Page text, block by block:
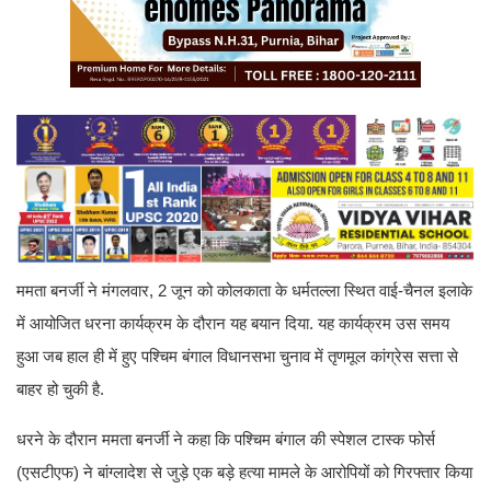
ममता बनर्जी ने मंगलवार, 2 जून को कोलकाता के धर्मतल्ला स्थित वाई-चैनल इलाके
में आयोजित धरना कार्यक्रम के दौरान यह बयान दिया. यह कार्यक्रम उस समय
हुआ जब हाल ही में हुए पश्चिम बंगाल विधानसभा चुनाव में तृणमूल कांग्रेस सत्ता से
बाहर हो चुकी है.
धरने के दौरान ममता बनर्जी ने कहा कि पश्चिम बंगाल की स्पेशल टास्क फोर्स
(एसटीएफ) ने बांग्लादेश से जुड़े एक बड़े हत्या मामले के आरोपियों को गिरफ्तार किया